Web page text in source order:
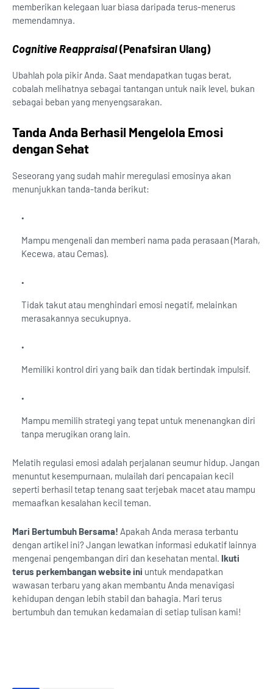
memberikan kelegaan luar biasa daripada terus-menerus
memendamnya.
Cognitive Reappraisal(Penafsiran Ulang)
Ubahlah pola pikir Anda. Saat mendapatkan tugas berat,
cobalah melihatnya sebagai tantangan untuk naik level, bukan
sebagai beban yang menyengsarakan.
Tanda Anda Berhasil Mengelola Emosi
dengan Sehat
Seseorang yang sudah mahir meregulasi emosinya akan
menunjukkan tanda-tanda berikut:
Mampu mengenali dan memberi nama pada perasaan (Marah,
Kecewa, atau Cemas).
Tidak takut atau menghindari emosi negatif, melainkan
merasakannya secukupnya.
Memiliki kontrol diri yang baik dan tidak bertindak impulsif.
Mampu memilih strategi yang tepat untuk menenangkan diri
tanpa merugikan orang lain.
Melatih regulasi emosi adalah perjalanan seumur hidup. Jangan
menuntut kesempurnaan, mulailah dari pencapaian kecil
seperti berhasil tetap tenang saat terjebak macet atau mampu
memaafkan kesalahan kecil teman.
Mari Bertumbuh Bersama! Apakah Anda merasa terbantu
dengan artikel ini? Jangan lewatkan informasi edukatif lainnya
mengenai pengembangan diri dan kesehatan mental. Ikuti
terus perkembangan website ini untuk mendapatkan
wawasan terbaru yang akan membantu Anda menavigasi
kehidupan dengan lebih stabil dan bahagia. Mari terus
bertumbuh dan temukan kedamaian di setiap tulisan kami!